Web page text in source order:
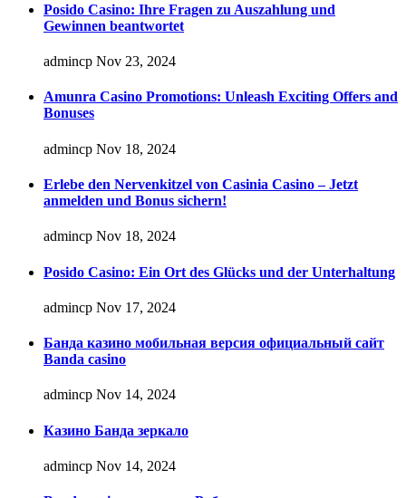
Posido Casino: Ihre Fragen zu Auszahlung und
Gewinnen beantwortet
admincp Nov 23, 2024
Amunra Casino Promotions: Unleash Exciting Offers and
Bonuses
admincp Nov 18, 2024
Erlebe den Nervenkitzel von Casinia Casino – Jetzt
anmelden und Bonus sichern!
admincp Nov 18, 2024
Posido Casino: Ein Ort des Glücks und der Unterhaltung
admincp Nov 17, 2024
Банда казино мобильная версия официальный сайт
Banda casino
admincp Nov 14, 2024
Казино Банда зеркало
admincp Nov 14, 2024